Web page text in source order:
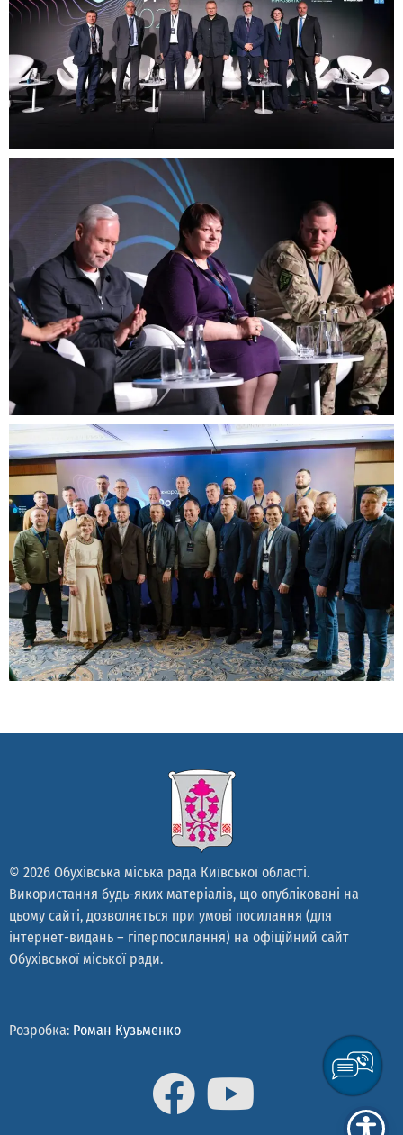
© 2026 Обухівська міська рада Київської області.
Використання будь-яких матеріалів, що опубліковані на
цьому сайті, дозволяється при умові посилання (для
інтернет-видань – гіперпосилання) на офіційний сайт
Обухівської міської ради.
Розробка: Роман Кузьменко